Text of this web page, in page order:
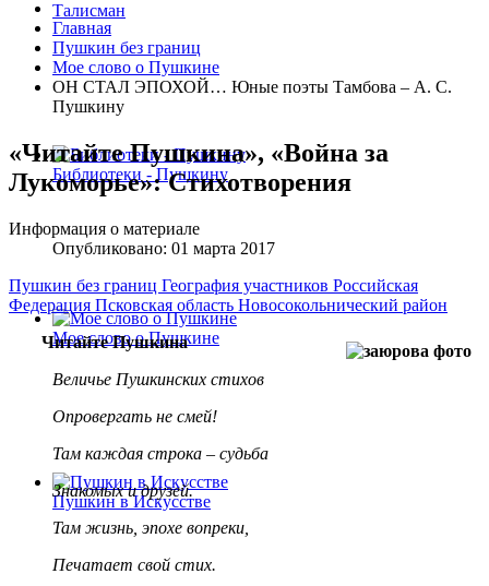
Талисман
Библиотеки - Пушкину
Мое слово о Пушкине
Пушкин в Искусстве
Главная
Пушкин без границ
Мое слово о Пушкине
ОН СТАЛ ЭПОХОЙ… Юные поэты Тамбова – А. С.
Пушкину
«Читайте Пушкина», «Война за
Лукоморье»: Стихотворения
Информация о материале
Опубликовано: 01 марта 2017
Пушкин без границ География участников Российская
Федерация Псковская область Новосокольнический район
Читайте Пушкина
Величье Пушкинских стихов
Опровергать не смей!
Там каждая строка – судьба
Знакомых и друзей.
Там жизнь, эпохе вопреки,
Печатает свой стих.